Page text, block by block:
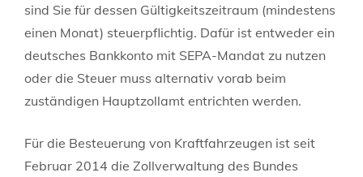
sind Sie für dessen Gültigkeitszeitraum (mindestens
einen Monat) steuerpflichtig. Dafür ist entweder ein
deutsches Bankkonto mit SEPA-Mandat zu nutzen
oder die Steuer muss alternativ vorab beim
zuständigen Hauptzollamt entrichten werden.
Für die Besteuerung von Kraftfahrzeugen ist seit
Februar 2014 die Zollverwaltung des Bundes